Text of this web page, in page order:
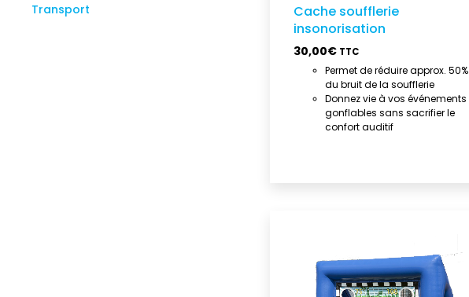
Transport
Cache soufflerie
insonorisation
30,00€ TTC
Permet de réduire approx. 50%
du bruit de la soufflerie
Donnez vie à vos événements
gonflables sans sacrifier le
confort auditif